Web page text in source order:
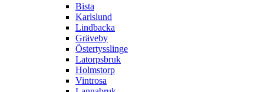
Bista
Karlslund
Lindbacka
Gräveby
Östertysslinge
Latorpsbruk
Holmstorp
Vintrosa